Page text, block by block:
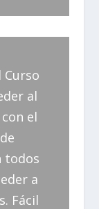
al
el
todos
a
Fácil